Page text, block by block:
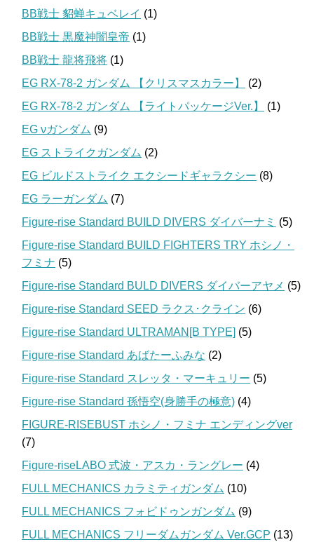
BB戦士 貂蝉キュベレイ (1)
BB戦士 黒魔神闇皇帝 (1)
BB戦士 龍将飛将 (1)
EG RX-78-2 ガンダム 【クリスマスカラー】
(2)
EG RX-78-2 ガンダム 【ライトパッケージVer.】
(1)
EG νガンダム (9)
EG ストライクガンダム (2)
EG ビルドストライク エクシードギャラクシー (8)
EG ラーガンダム (7)
Figure-rise Standard BUILD DIVERS ダイバーナミ (5)
Figure-rise Standard BUILD FIGHTERS TRY ホシノ・
フミナ (5)
Figure-rise Standard BULD DIVERS ダイバーアヤメ (5)
Figure-rise Standard SEED ラクス･クライン (6)
Figure-rise Standard ULTRAMAN[B TYPE] (5)
Figure-rise Standard あばたーふみな (2)
Figure-rise Standard スレッタ・マーキュリー (5)
Figure-rise Standard 孫悟空(身勝手の極意) (4)
FIGURE-RISEBUST ホシノ・フミナ エンディングver
(7)
Figure-riseLABO 式波・アスカ・ラングレー (4)
FULL MECHANICS カラミティガンダム (10)
FULL MECHANICS フォビドゥンガンダム (9)
FULL MECHANICS フリーダムガンダム Ver.GCP (13)